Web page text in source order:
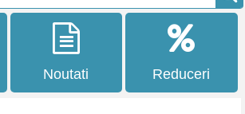
Noutati Reduceri